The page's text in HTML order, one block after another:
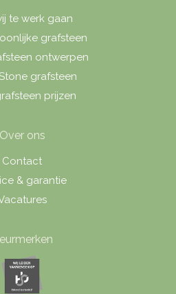
te werk gaan
grafsteen
ontwerpen
grafsteen
prijzen
Over ons
Contact
& garantie